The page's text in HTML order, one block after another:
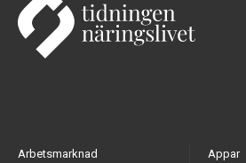
Arbetsmarknad
Appar